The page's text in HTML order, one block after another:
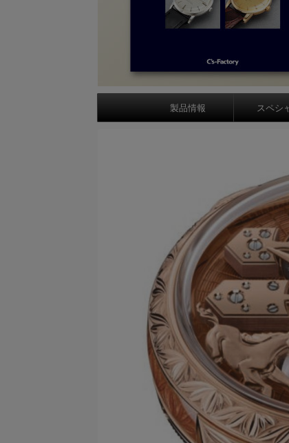
製品情報 スペシ